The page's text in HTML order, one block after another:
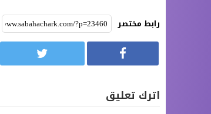
رابط مختصر
اترك تعليق